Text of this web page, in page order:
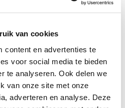
van cookies
content en advertenties te
voor social media te bieden
te analyseren. Ook delen we
van onze site met onze
adverteren en analyse. Deze
werken we aan je kracht. Voor
we regelmatig
gezelligheid in het weekend).
meteen willen sparren, bouwen
van reactiespelletjes en